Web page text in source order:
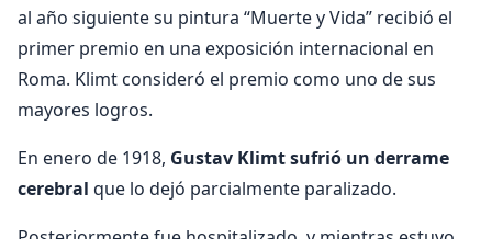
al año siguiente su pintura “Muerte y Vida” recibió el
primer premio en una exposición internacional en
Roma. Klimt consideró el premio como uno de sus
mayores logros.
En enero de 1918, Gustav Klimt sufrió un derrame
cerebral que lo dejó parcialmente paralizado.